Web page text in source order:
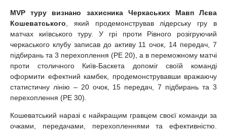
MVP туру визнано захисника Черкаських Мавп Лєва
Кошеватського, який продемонстрував лідерську гру в
матчах київського туру. У грі проти Рівного розігруючий
черкаського клубу записав до активу 11 очок, 14 передач, 7
підбирань та 3 перехоплення (РЕ 20), а в переможному матчі
проти столичного Київ-Баскета допоміг своїй команді
оформити ефектний камбек, продемонструвавши вражаючу
статистичну лінію – 20 очок, 15 передач, 7 підбирань та 3
перехоплення (РЕ 30).
Кошеватський наразі є найкращим гравцем своєї команди за
очками, передачами, перехопленнями та ефективністю.